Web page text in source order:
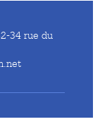
34 rue du